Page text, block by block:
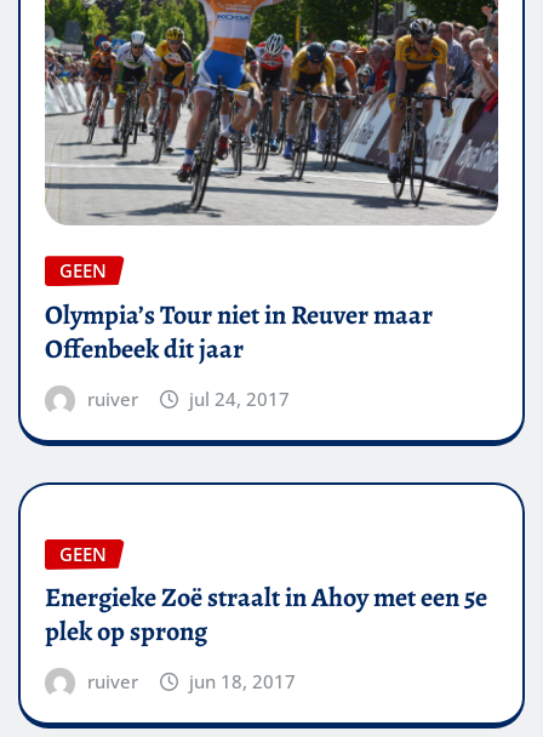
GEEN
Olympia’s Tour niet in Reuver maar
Offenbeek dit jaar
ruiver jul 24, 2017
GEEN
Energieke Zoë straalt in Ahoy met een 5e
plek op sprong
ruiver jun 18, 2017